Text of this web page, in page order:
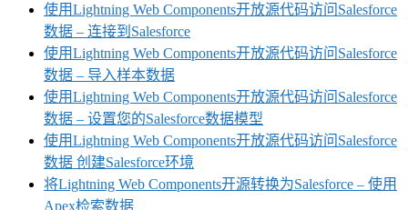
使用Lightning Web Components开放源代码访问Salesforce
数据 – 连接到Salesforce
使用Lightning Web Components开放源代码访问Salesforce
数据 – 导入样本数据
使用Lightning Web Components开放源代码访问Salesforce
数据 – 设置您的Salesforce数据模型
使用Lightning Web Components开放源代码访问Salesforce
数据 创建Salesforce环境
将Lightning Web Components开源转换为Salesforce – 使用
Apex检索数据